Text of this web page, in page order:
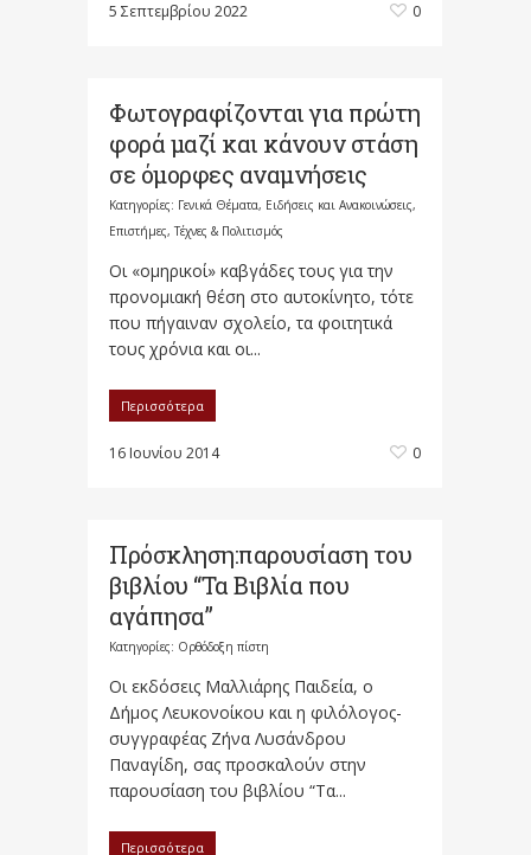
5 Σεπτεμβρίου 2022 0
Φωτογραφίζονται για πρώτη
φορά μαζί και κάνουν στάση
σε όμορφες αναμνήσεις
Κατηγορίες: Γενικά Θέματα, Ειδήσεις και Ανακοινώσεις,
Επιστήμες, Τέχνες & Πολιτισμός
Οι «ομηρικοί» καβγάδες τους για την
προνομιακή θέση στο αυτοκίνητο, τότε
που πήγαιναν σχολείο, τα φοιτητικά
τους χρόνια και οι...
Περισσότερα
16 Ιουνίου 2014 0
Πρόσκληση:παρουσίαση του
βιβλίου “Τα Βιβλία που
αγάπησα”
Κατηγορίες: Ορθόδοξη πίστη
Οι εκδόσεις Μαλλιάρης Παιδεία, ο
Δήμος Λευκονοίκου και η φιλόλογος-
συγγραφέας Ζήνα Λυσάνδρου
Παναγίδη, σας προσκαλούν στην
παρουσίαση του βιβλίου “Τα...
Περισσότερα